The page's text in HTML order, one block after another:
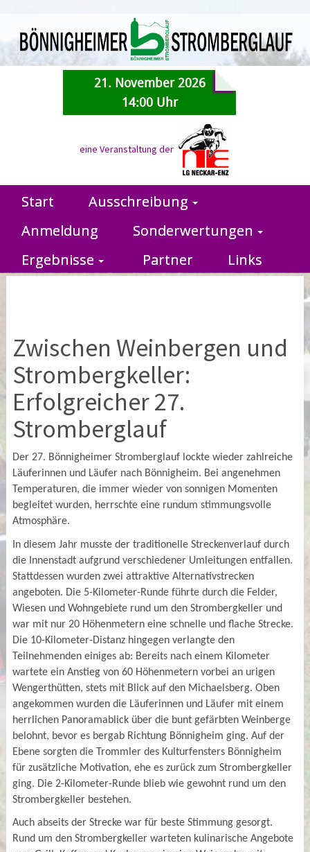
21. November 2026
14:00 Uhr
eine Veranstaltung der
Start
Ausschreibung
Anmeldung
Sonderwertungen
Ergebnisse
Partner Links
Zwischen Weinbergen und
Strombergkeller:
Erfolgreicher 27.
Stromberglauf
Der 27. Bönnigheimer Stromberglauf lockte wieder zahlreiche
Läuferinnen und Läufer nach Bönnigheim. Bei angenehmen
Temperaturen, die immer wieder von sonnigen Momenten
begleitet wurden, herrschte eine rundum stimmungsvolle
Atmosphäre.
In diesem Jahr musste der traditionelle Streckenverlauf durch
die Innenstadt aufgrund verschiedener Umleitungen entfallen.
Stattdessen wurden zwei attraktive Alternativstrecken
angeboten. Die 5-Kilometer-Runde führte durch die Felder,
Wiesen und Wohngebiete rund um den Strombergkeller und
war mit nur 20 Höhenmetern eine schnelle und flache Strecke.
Die 10-Kilometer-Distanz hingegen verlangte den
Teilnehmenden einiges ab: Bereits nach einem Kilometer
wartete ein Anstieg von 60 Höhenmetern vorbei an urigen
Wengerthütten, stets mit Blick auf den Michaelsberg. Oben
angekommen wurden die Läuferinnen und Läufer mit einem
herrlichen Panoramablick über die bunt gefärbten Weinberge
belohnt, bevor es bergab Richtung Bönnigheim ging. Auf der
Ebene sorgten die Trommler des Kulturfensters Bönnigheim
für zusätzliche Motivation, ehe es zurück zum Strombergkeller
ging. Die 2-Kilometer-Runde blieb wie gewohnt rund um den
Strombergkeller bestehen.
Auch abseits der Strecke war für beste Stimmung gesorgt.
Rund um den Strombergkeller warteten kulinarische Angebote